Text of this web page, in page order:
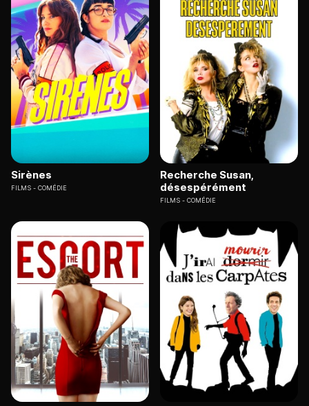
Sirènes
FILMS COMÉDIE
Recherche Susan,
désespérément
FILMS COMÉDIE